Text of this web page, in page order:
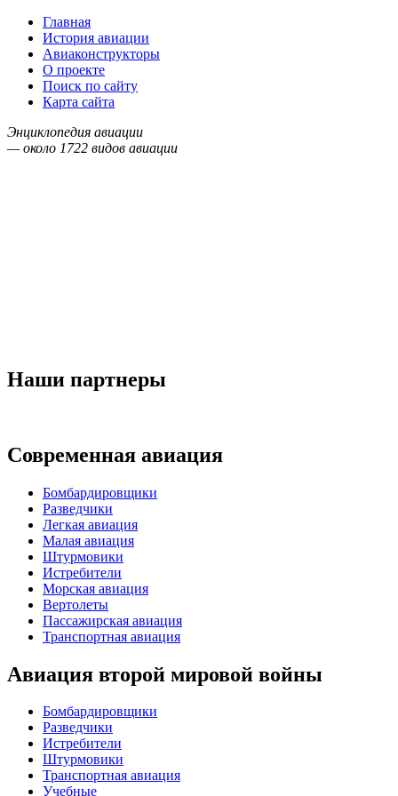
Главная
История авиации
Авиаконструкторы
О проекте
Поиск по сайту
Карта сайта
Энциклопедия авиации
— около 1722 видов авиации
Наши партнеры
Современная авиация
Бомбардировщики
Разведчики
Легкая авиация
Малая авиация
Штурмовики
Истребители
Морская авиация
Вертолеты
Пассажирская авиация
Транспортная авиация
Авиация второй мировой войны
Бомбардировщики
Разведчики
Истребители
Штурмовики
Транспортная авиация
Учебные